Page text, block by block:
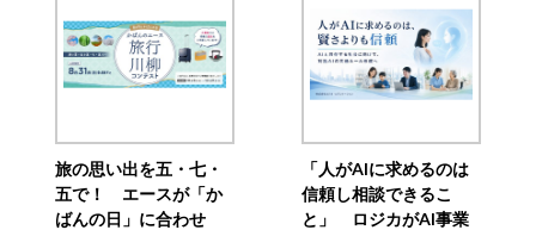
旅の思い出を五・七・
五で！ エースが「か
ばんの日」に合わせ
「人がAIに求めるのは
信頼し相談できるこ
と」 ロジカがAI事業